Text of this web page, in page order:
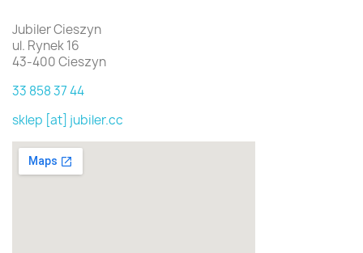
Jubiler Cieszyn
ul. Rynek 16
43-400 Cieszyn
33 858 37 44
sklep [at] jubiler.cc